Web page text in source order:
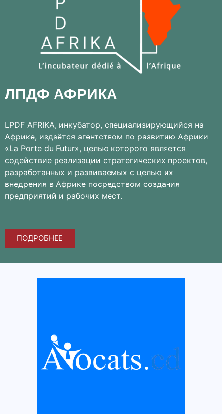
ЛПДФ АФРИКА
LPDF AFRIKA, инкубатор, специализирующийся на
Африке, издаётся агентством по развитию Африки
«La Porte du Futur», целью которого является
содействие реализации стратегических проектов,
разработанных и развиваемых с целью их
внедрения в Африке посредством создания
предприятий и рабочих мест.
ПОДРОБНЕЕ